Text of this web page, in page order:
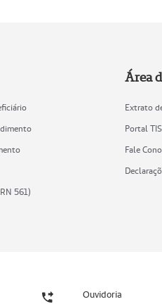
561)
Área
Extrato
Portal
Fale
Ouvidoria